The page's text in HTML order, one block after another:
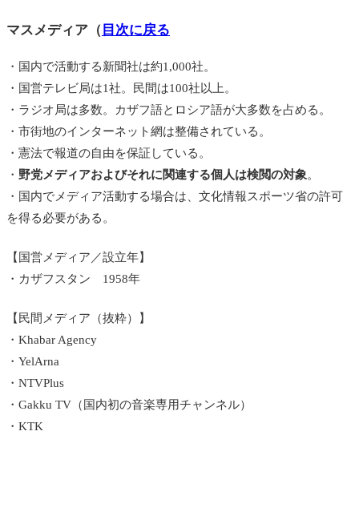
マスメディア（ 目次に戻る
・国内で活動する新聞社は約1,000社。
・国営テレビ局は1社。民間は100社以上。
・ラジオ局は多数。カザフ語とロシア語が大多数を占める。
・市街地のインターネット網は整備されている。
・憲法で報道の自由を保証している。
・ 野党メディアおよびそれに関連する個人は検閲の対象。
・国内でメディア活動する場合は、文化情報スポーツ省の許可
を得る必要がある。
【国営メディア／設立年】
・カザフスタン 1958年
【民間メディア（抜粋）】
・Khabar Agency
・YelArna
・NTVPlus
・Gakku TV（国内初の音楽専用チャンネル）
・KTK